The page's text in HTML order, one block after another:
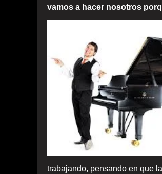
vamos a hacer nosotros
trabajando, pensando en que